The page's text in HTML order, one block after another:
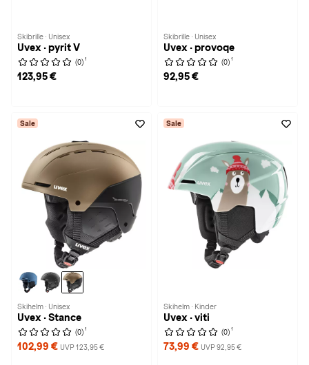
Skibrille · Unisex
Uvex · pyrit V
(0) 1
123,95 €
Skibrille · Unisex
Uvex · provoqe
(0) 1
92,95 €
Sale
Skihelm · Unisex
Uvex · Stance
(0) 1
102,99 € UVP 123,95 €
Sale
Skihelm · Kinder
Uvex · viti
(0) 1
73,99 € UVP 92,95 €